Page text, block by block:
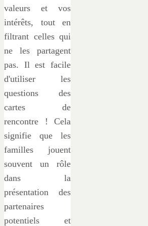
valeurs et vos
intérêts, tout en
filtrant celles qui
ne les partagent
pas. Il est facile
d'utiliser les
questions des
cartes de
rencontre ! Cela
signifie que les
familles jouent
souvent un rôle
dans la
présentation des
partenaires
potentiels et